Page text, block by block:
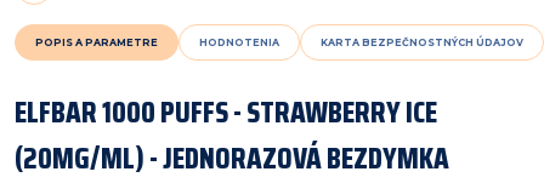
POPIS A PARAMETRE HODNOTENIA KARTA BEZPEČNOSTNÝCH ÚDAJOV
ELFBAR 1000 PUFFS - STRAWBERRY ICE
(20MG/ML) - JEDNORAZOVÁ BEZDYMKA